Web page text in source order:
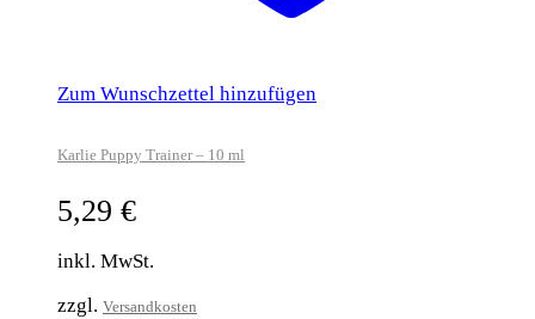
Zum Wunschzettel hinzufügen
Karlie Puppy Trainer – 10 ml
5,29 €
inkl. MwSt.
zzgl. Versandkosten